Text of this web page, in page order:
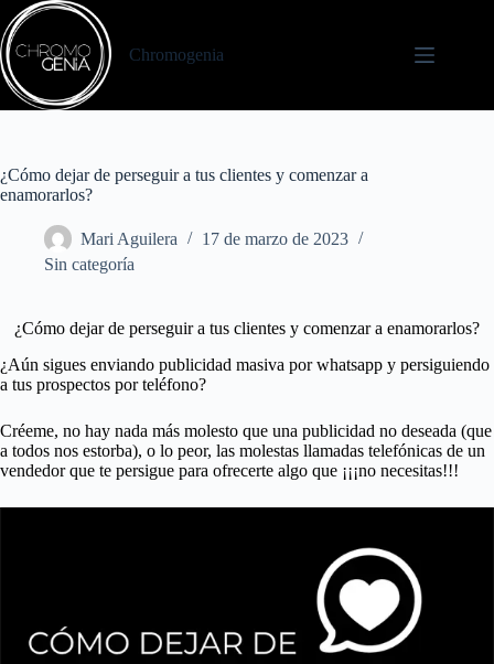
Chromogenia
¿Cómo dejar de perseguir a tus clientes y comenzar a
enamorarlos?
Mari Aguilera
17 de marzo de 2023
Sin categoría
¿Cómo dejar de perseguir a tus clientes y comenzar a enamorarlos?
¿Aún sigues enviando publicidad masiva por whatsapp y persiguiendo
a tus prospectos por teléfono?
Créeme, no hay nada más molesto que una publicidad no deseada (que
a todos nos estorba), o lo peor, las molestas llamadas telefónicas de un
vendedor que te persigue para ofrecerte algo que ¡¡¡no necesitas!!!